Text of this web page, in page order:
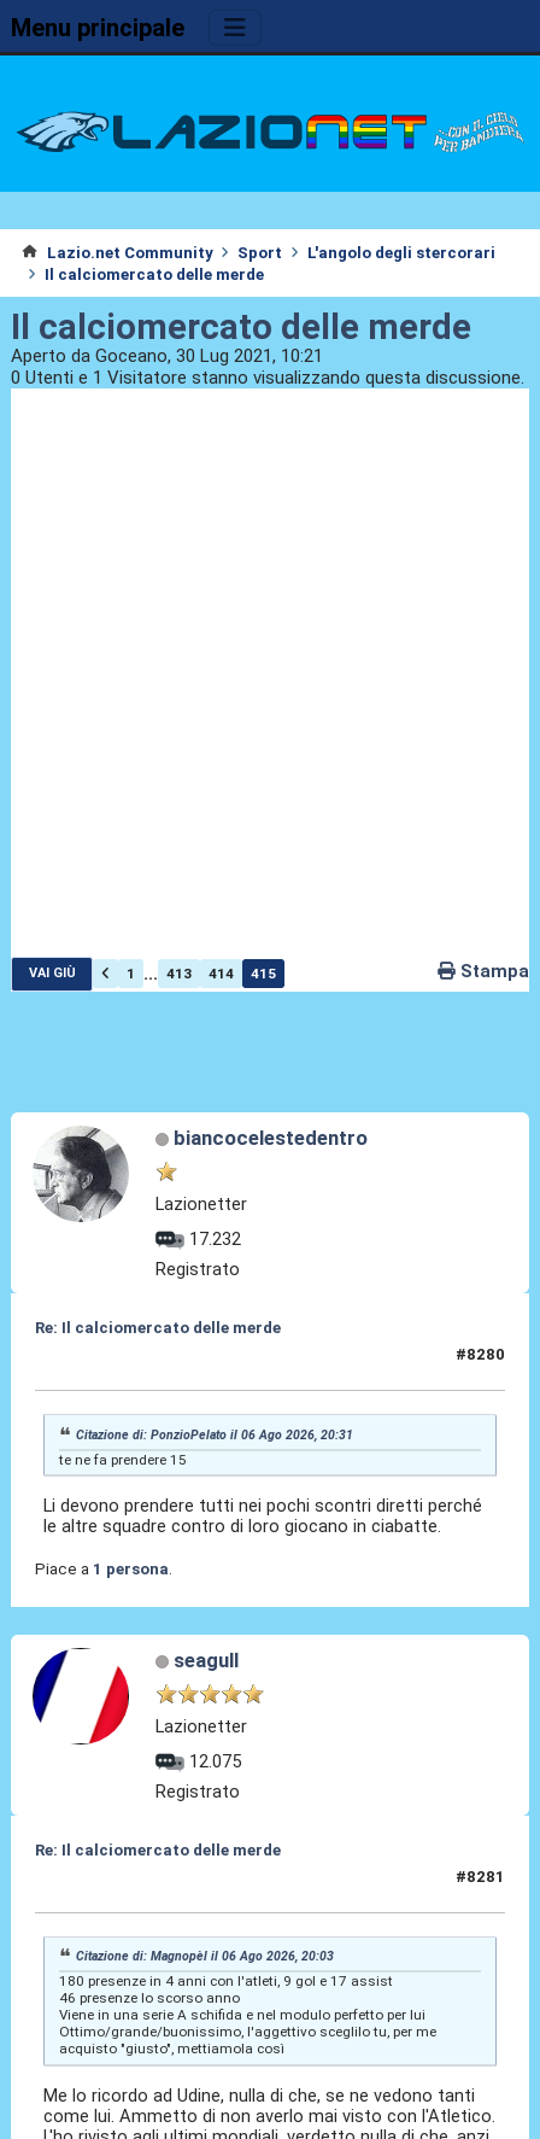
Menu principale
Lazio.net Community Sport
L'angolo degli stercorari
Il calciomercato delle merde
Il calciomercato delle merde
Aperto da Goceano, 30 Lug 2021, 10:21
0 Utenti e 1 Visitatore stanno visualizzando questa discussione.
VAI GIÙ 1 ... 413 414 415 Stampa
biancocelestedentro
Lazionetter
17.232
Registrato
Re: Il calciomercato delle merde
#8280
Citazione di: PonzioPelato il 06 Ago 2026, 20:31
te ne fa prendere 15
Li devono prendere tutti nei pochi scontri diretti perché
le altre squadre contro di loro giocano in ciabatte.
Piace a 1 persona
seagull
Lazionetter
12.075
Registrato
Re: Il calciomercato delle merde
#8281
Citazione di: Magnopèl il 06 Ago 2026, 20:03
180 presenze in 4 anni con l'atleti, 9 gol e 17 assist
46 presenze lo scorso anno
Viene in una serie A schifida e nel modulo perfetto per lui
Ottimo/grande/buonissimo, l'aggettivo sceglilo tu, per me
acquisto "giusto", mettiamola così
Me lo ricordo ad Udine, nulla di che, se ne vedono tanti
come lui. Ammetto di non averlo mai visto con l'Atletico.